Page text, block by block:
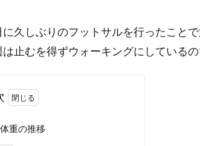
に久しぶりのフットサルを行ったこと
は止むを得ずウォーキングにしている
体重の推移